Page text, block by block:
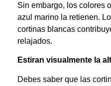
Sin embargo, los colores
azul marino la retienen.
cortinas blancas
relajados.
Estiran visualmente la
Debes saber que las